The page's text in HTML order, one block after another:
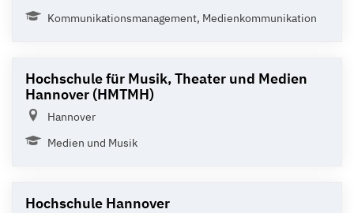
Kommunikationsmanagement, Medienkommunikation
Hochschule für Musik, Theater und Medien
Hannover (HMTMH)
Hannover
Medien und Musik
Hochschule Hannover